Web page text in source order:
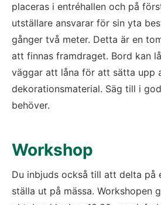
placeras i entréhallen och på
utställare ansvarar för sin yta
gånger två meter. Detta är en
att finnas framdraget. Bord kan
väggar att låna för att sätta upp
dekorationsmaterial. Säg till i
behöver.
Workshop
Du inbjuds också till att delta på
ställa ut på mässa. Workshopen